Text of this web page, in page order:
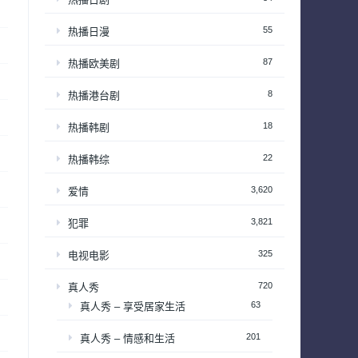
热播日漫 55
热播欧美剧 87
热播港台剧 8
热播韩剧 18
热播韩综 22
爱情 3,620
犯罪 3,821
电视电影 325
真人秀 720
真人秀 – 享受居家生活 63
真人秀 – 情感和生活 201